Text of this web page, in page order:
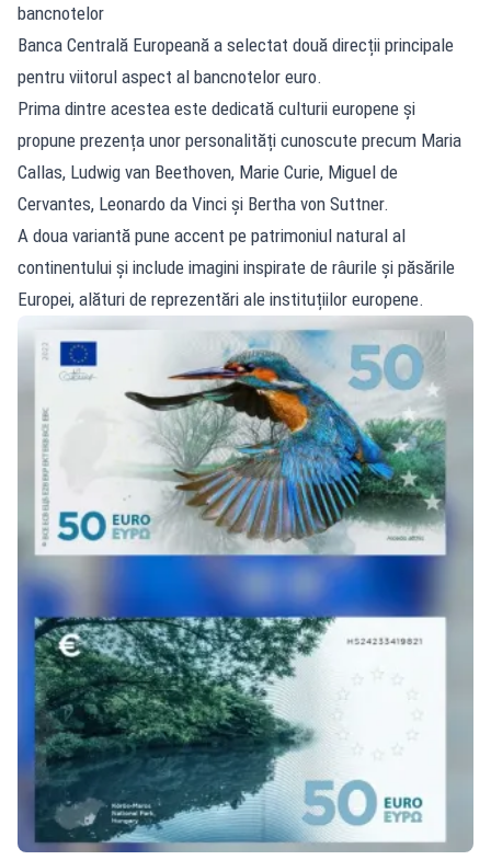
bancnotelor
Banca Centrală Europeană a selectat două direcții principale
pentru viitorul aspect al bancnotelor euro.
Prima dintre acestea este dedicată culturii europene și
propune prezența unor personalități cunoscute precum Maria
Callas, Ludwig van Beethoven, Marie Curie, Miguel de
Cervantes, Leonardo da Vinci și Bertha von Suttner.
A doua variantă pune accent pe patrimoniul natural al
continentului și include imagini inspirate de râurile și păsările
Europei, alături de reprezentări ale instituțiilor europene.